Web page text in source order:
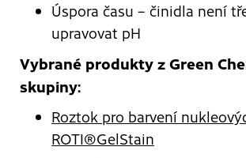
Úspora času – činidla není
upravovat pH
Vybrané produkty z Green
skupiny:
Roztok pro barvení
ROTI®GelStain